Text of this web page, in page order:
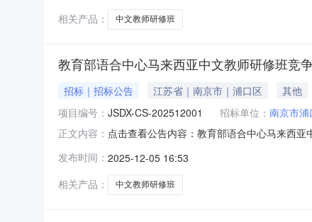
相关产品：
中文教师研修班
教育部语合中心马来西亚中文教师研修班竞
招标｜招标公告 江苏省｜南京市｜浦口区 其他
项目编号： JSDX-CS-202512001 招标单位： 南京市
正文内容： 点击查看公告内容：教育部语合中心马来西
发布时间： 2025-12-05 16:53
相关产品：
中文教师研修班